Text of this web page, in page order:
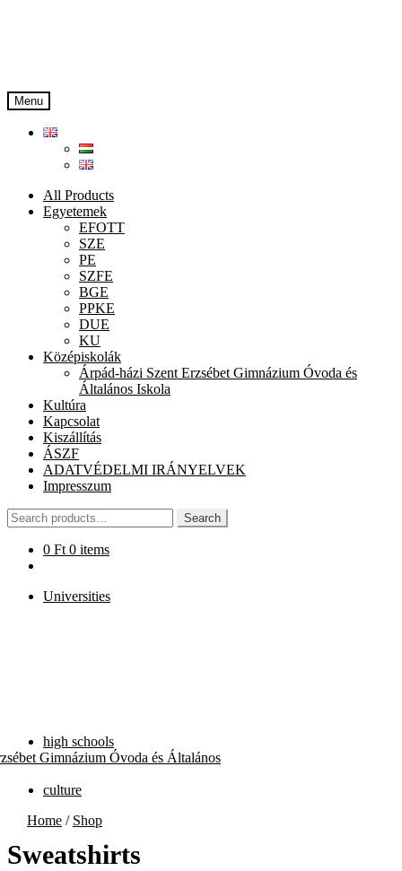
Menu
All Products
Egyetemek
EFOTT
SZE
PE
SZFE
BGE
PPKE
DUE
KU
Középiskolák
Árpád-házi Szent Erzsébet Gimnázium Óvoda és
Általános Iskola
Kultúra
Kapcsolat
Kiszállítás
ÁSZF
ADATVÉDELMI IRÁNYELVEK
Impresszum
Search
for:
Search
0 Ft 0 items
Universities
high schools
Gimnázium Óvoda és Általános
culture
Home / Shop
Sweatshirts